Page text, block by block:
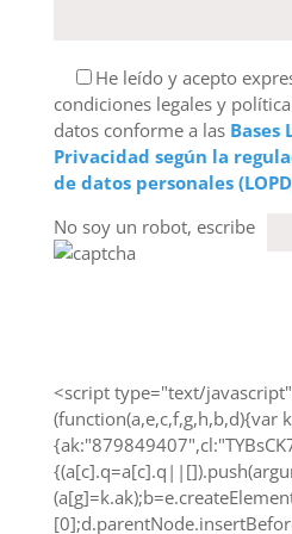
He leído y acepto
condiciones legales y
datos conforme a las Bases
Privacidad según la
de datos personales (LOPD
No soy un robot, escribe
<script type="text/
(function(a,e,c,f,g,h,b,d){var